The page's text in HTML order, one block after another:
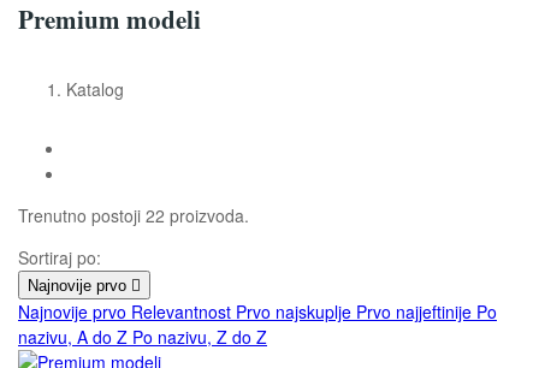
Premium modeli
Katalog
Trenutno postoji 22 proizvoda.
Sortiraj po:
Najnovije prvo 
Najnovije prvo Relevantnost Prvo najskuplje Prvo najjeftinije Po
nazivu, A do Z Po nazivu, Z do Z